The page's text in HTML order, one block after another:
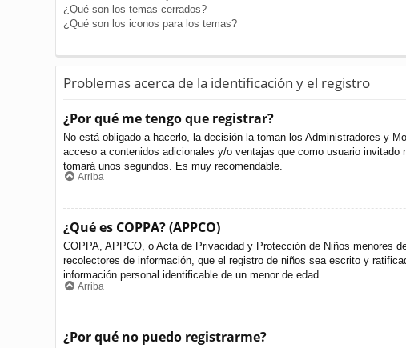
¿Qué son los temas cerrados?
¿Qué son los iconos para los temas?
Problemas acerca de la identificación y el registro
¿Por qué me tengo que registrar?
No está obligado a hacerlo, la decisión la toman los Administradores y
acceso a contenidos adicionales y/o ventajas que como usuario
tomará unos segundos. Es muy recomendable.
Arriba
¿Qué es COPPA? (APPCO)
COPPA, APPCO, o Acta de Privacidad y Protección de Niños menores
recolectores de información, que el registro de niños sea escrito y
información personal identificable de un menor de edad.
Arriba
¿Por qué no puedo registrarme?